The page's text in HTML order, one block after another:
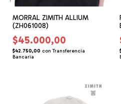
MORRAL ZIMITH ALLIUM
(ZH061008)
$45.000,00
$42.750,00 con Transferencia
Bancaria